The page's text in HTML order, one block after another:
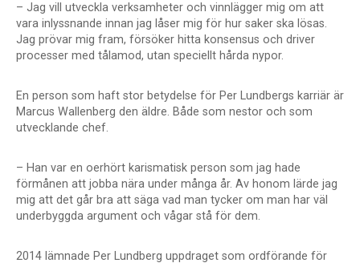
– Jag vill utveckla verksamheter och vinnlägger mig om att
vara inlyssnande innan jag låser mig för hur saker ska lösas.
Jag prövar mig fram, försöker hitta konsensus och driver
processer med tålamod, utan speciellt hårda nypor.
En person som haft stor betydelse för Per Lundbergs karriär är
Marcus Wallenberg den äldre. Både som nestor och som
utvecklande chef.
– Han var en oerhört karismatisk person som jag hade
förmånen att jobba nära under många år. Av honom lärde jag
mig att det går bra att säga vad man tycker om man har väl
underbyggda argument och vågar stå för dem.
2014 lämnade Per Lundberg uppdraget som ordförande för